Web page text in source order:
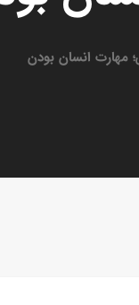
مهارت انسان بودن